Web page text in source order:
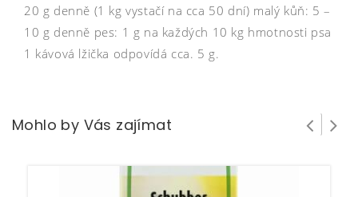
20 g denně (1 kg vystačí na cca 50 dní) malý kůň: 5 –
10 g denně pes: 1 g na každých 10 kg hmotnosti psa
1 kávová lžička odpovídá cca. 5 g.
Mohlo by Vás zajímat